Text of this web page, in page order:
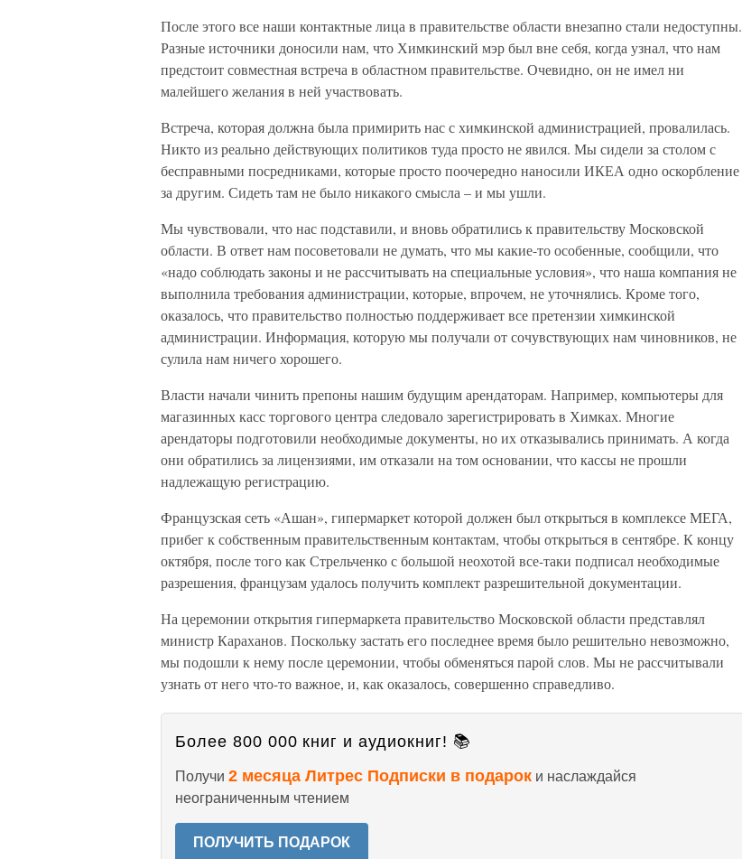
После этого все наши контактные лица в правительстве области внезапно стали недоступны.
Разные источники доносили нам, что Химкинский мэр был вне себя, когда узнал, что нам
предстоит совместная встреча в областном правительстве. Очевидно, он не имел ни
малейшего желания в ней участвовать.
Встреча, которая должна была примирить нас с химкинской администрацией, провалилась.
Никто из реально действующих политиков туда просто не явился. Мы сидели за столом с
бесправными посредниками, которые просто поочередно наносили ИКЕА одно оскорбление
за другим. Сидеть там не было никакого смысла – и мы ушли.
Мы чувствовали, что нас подставили, и вновь обратились к правительству Московской
области. В ответ нам посоветовали не думать, что мы какие-то особенные, сообщили, что
«надо соблюдать законы и не рассчитывать на специальные условия», что наша компания не
выполнила требования администрации, которые, впрочем, не уточнялись. Кроме того,
оказалось, что правительство полностью поддерживает все претензии химкинской
администрации. Информация, которую мы получали от сочувствующих нам чиновников, не
сулила нам ничего хорошего.
Власти начали чинить препоны нашим будущим арендаторам. Например, компьютеры для
магазинных касс торгового центра следовало зарегистрировать в Химках. Многие
арендаторы подготовили необходимые документы, но их отказывались принимать. А когда
они обратились за лицензиями, им отказали на том основании, что кассы не прошли
надлежащую регистрацию.
Французская сеть «Ашан», гипермаркет которой должен был открыться в комплексе МЕГА,
прибег к собственным правительственным контактам, чтобы открыться в сентябре. К концу
октября, после того как Стрельченко с большой неохотой все-таки подписал необходимые
разрешения, французам удалось получить комплект разрешительной документации.
На церемонии открытия гипермаркета правительство Московской области представлял
министр Караханов. Поскольку застать его последнее время было решительно невозможно,
мы подошли к нему после церемонии, чтобы обменяться парой слов. Мы не рассчитывали
узнать от него что-то важное, и, как оказалось, совершенно справедливо.
Более 800 000 книг и аудиокниг! 📚
Получи 2 месяца Литрес Подписки в подарок и наслаждайся
неограниченным чтением
ПОЛУЧИТЬ ПОДАРОК